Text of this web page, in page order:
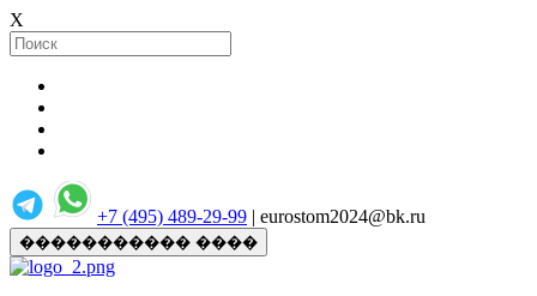
X
+7 (495) 489-29-99 | eurostom2024@bk.ru
����������� ����